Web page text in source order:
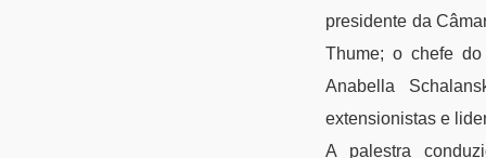
presidente da
Thume; o chefe do
Anabella
extensionistas e
A palestra